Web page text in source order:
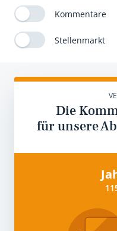
Kommentare
Stellenmarkt
Die
für unsere